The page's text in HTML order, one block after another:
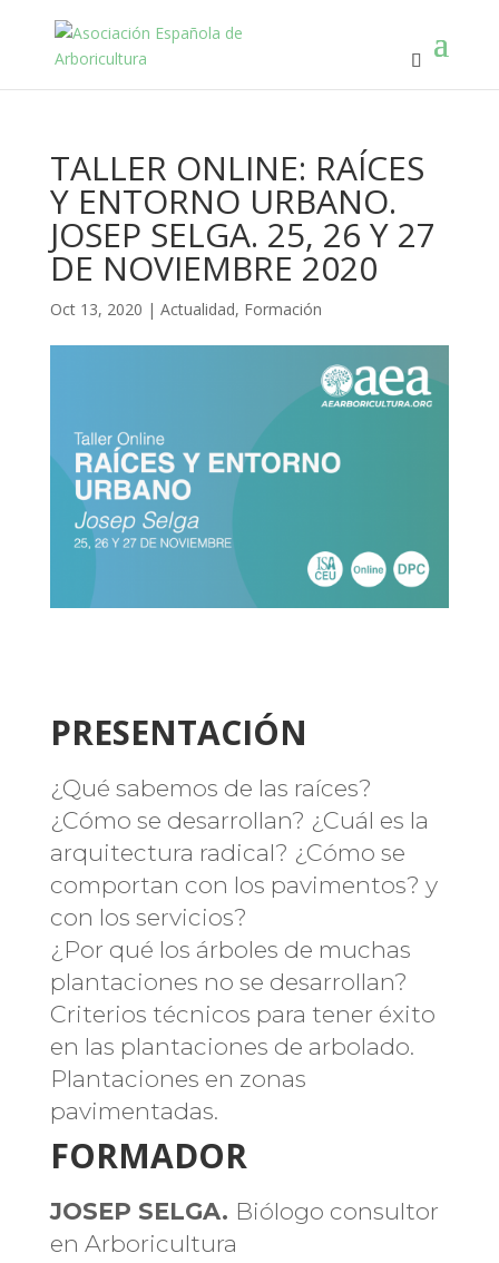
TALLER ONLINE: RAÍCES
Y ENTORNO URBANO.
JOSEP SELGA. 25, 26 Y 27
DE NOVIEMBRE 2020
Oct 13, 2020 | Actualidad, Formación
PRESENTACIÓN
¿Qué sabemos de las raíces?
¿Cómo se desarrollan? ¿Cuál es la
arquitectura radical? ¿Cómo se
comportan con los pavimentos? y
con los servicios?
¿Por qué los árboles de muchas
plantaciones no se desarrollan?
Criterios técnicos para tener éxito
en las plantaciones de arbolado.
Plantaciones en zonas
pavimentadas.
FORMADOR
JOSEP SELGA. Biólogo consultor
en Arboricultura